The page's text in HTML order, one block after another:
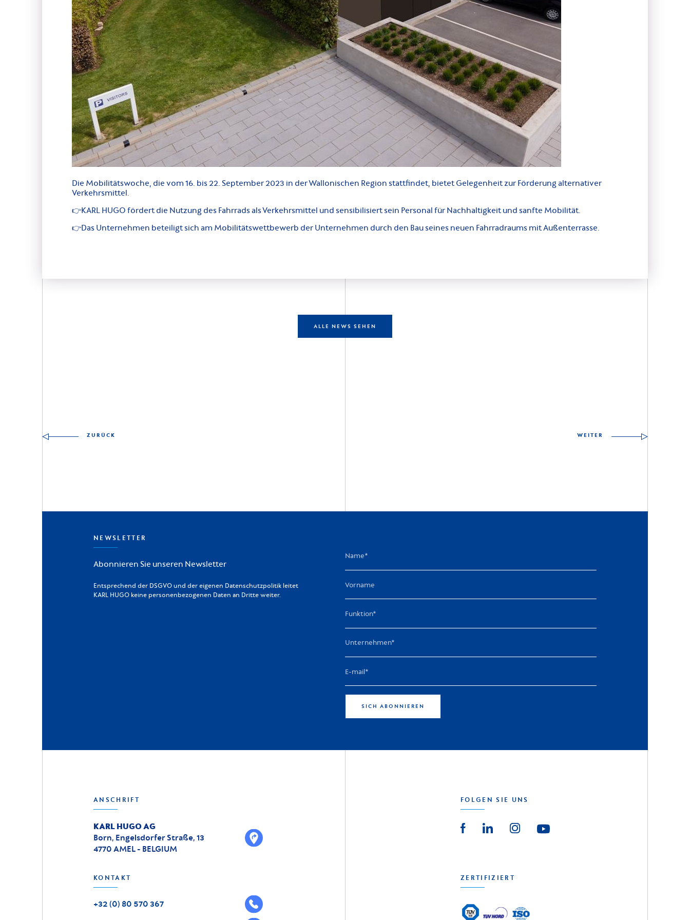
Die Mobilitätswoche, die vom 16. bis 22. September 2023 in der Wallonischen Region stattfindet, bietet Gelegenheit zur Förderung alternativer
Verkehrsmittel.
👉KARL HUGO fördert die Nutzung des Fahrrads als Verkehrsmittel und sensibilisiert sein Personal für Nachhaltigkeit und sanfte Mobilität.
👉Das Unternehmen beteiligt sich am Mobilitätswettbewerb der Unternehmen durch den Bau seines neuen Fahrradraums mit Außenterrasse.
ALLE NEWS SEHEN
ZURÜCK WEITER
NEWSLETTER
Abonnieren Sie unseren Newsletter
Entsprechend der DSGVO und der eigenen Datenschutzpolitik leitet
KARL HUGO keine personenbezogenen Daten an Dritte weiter.
SICH ABONNIEREN
ANSCHRIFT
KARL HUGO AG
Born, Engelsdorfer Straße, 13
4770 AMEL - BELGIUM
KONTAKT
+32 (0) 80 570 367
ZERTIFIZIERT
FOLGEN SIE UNS